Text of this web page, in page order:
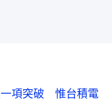
一項突破 惟台積電